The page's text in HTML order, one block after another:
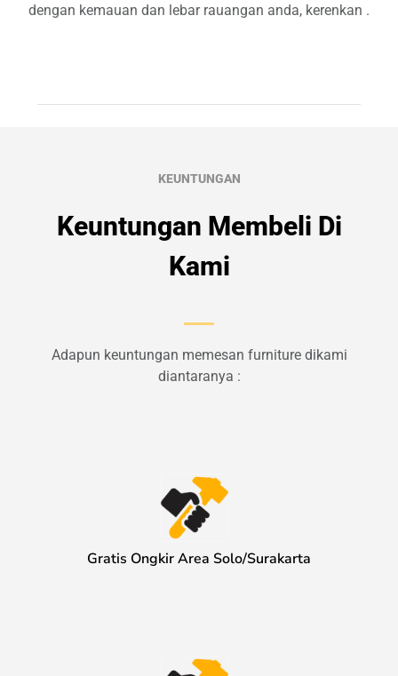
dengan kemauan dan lebar rauangan anda, kerenkan .
KEUNTUNGAN
Keuntungan Membeli Di
Kami
Adapun keuntungan memesan furniture dikami
diantaranya :
Gratis Ongkir Area Solo/Surakarta